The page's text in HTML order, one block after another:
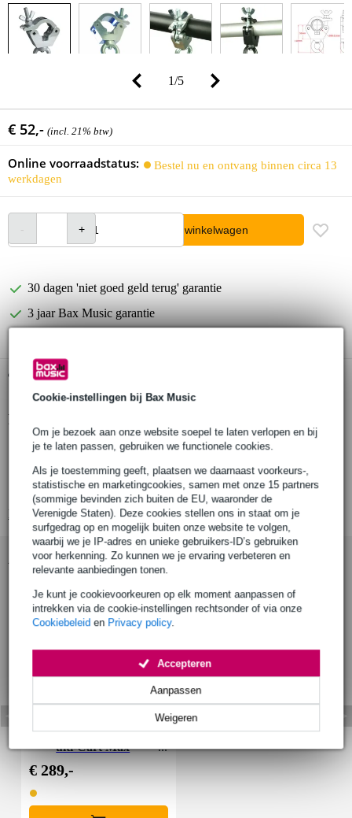
Cookie-instellingen bij Bax Music
Om je bezoek aan onze website soepel te laten verlopen en bij
je te laten passen, gebruiken we functionele cookies.
Als je toestemming geeft, plaatsen we daarnaast voorkeurs-,
statistische en marketingcookies, samen met onze 15 partners
(sommige bevinden zich buiten de EU, waaronder de
Verenigde Staten). Deze cookies stellen ons in staat om je
surfgedrag op en mogelijk buiten onze website te volgen,
waarbij we je IP-adres en unieke gebruikers-ID’s gebruiken
voor herkenning. Zo kunnen we je ervaring verbeteren en
relevante aanbiedingen tonen.
Je kunt je cookievoorkeuren op elk moment aanpassen of
intrekken via de cookie-instellingen rechtsonder of via onze
Cookiebeleid en Privacy policy.
Weigeren
Aanpassen
Accepteren
1/5
€ 52,- (incl. 21% btw)
Online voorraadstatus:
Bestel nu en ontvang binnen circa 13
werkdagen
In winkelwagen
30 dagen 'niet goed geld terug' garantie
3 jaar Bax Music garantie
Gratis ophalen in de winkel
Productinformatie
Doughty T58014
hanging clamp with ring slim
draagvermogen: 340 kg
Bekijk alle productspecificaties
Accessoires (1)
RockNRoller R10RT M
ulti-Cart Max
€ 289,-